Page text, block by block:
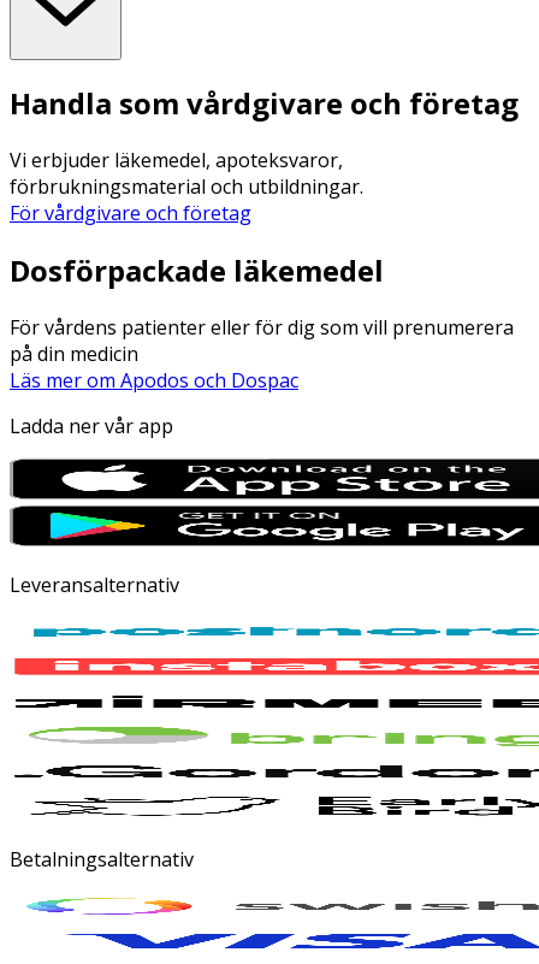
Handla som vårdgivare och företag
Vi erbjuder läkemedel, apoteksvaror,
förbrukningsmaterial och utbildningar.
För vårdgivare och företag
Dosförpackade läkemedel
För vårdens patienter eller för dig som vill prenumerera
på din medicin
Läs mer om Apodos och Dospac
Ladda ner vår app
Leveransalternativ
Betalningsalternativ